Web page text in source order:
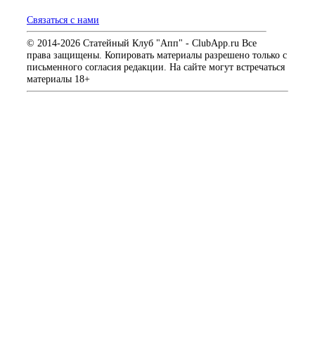
Связаться с нами
© 2014-2026 Статейный Клуб "Апп" - ClubApp.ru Все
права защищены. Копировать материалы разрешено только с
письменного согласия редакции. На сайте могут встречаться
материалы 18+